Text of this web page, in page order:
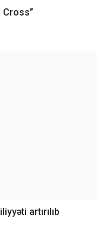
Cross”
artırılıb